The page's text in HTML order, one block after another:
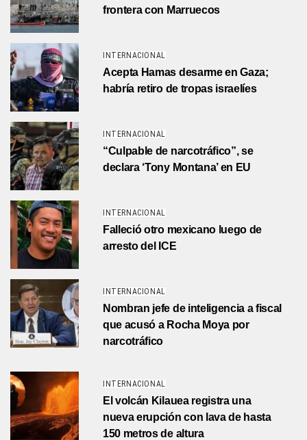
frontera con Marruecos
INTERNACIONAL
Acepta Hamas desarme en Gaza;
habría retiro de tropas israelíes
INTERNACIONAL
“Culpable de narcotráfico”, se
declara ‘Tony Montana’ en EU
INTERNACIONAL
Falleció otro mexicano luego de
arresto del ICE
INTERNACIONAL
Nombran jefe de inteligencia a fiscal
que acusó a Rocha Moya por
narcotráfico
INTERNACIONAL
El volcán Kilauea registra una
nueva erupción con lava de hasta
150 metros de altura